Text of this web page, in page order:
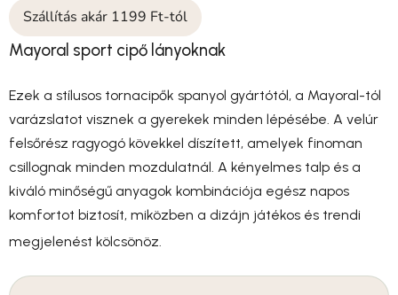
Szállítás akár 1199 Ft-tól
Mayoral sport cipő lányoknak
Ezek a stílusos tornacipők spanyol gyártótól, a Mayoral-tól
varázslatot visznek a gyerekek minden lépésébe. A velúr
felsőrész ragyogó kövekkel díszített, amelyek finoman
csillognak minden mozdulatnál. A kényelmes talp és a
kiváló minőségű anyagok kombinációja egész napos
komfortot biztosít, miközben a dizájn játékos és trendi
megjelenést kölcsönöz.